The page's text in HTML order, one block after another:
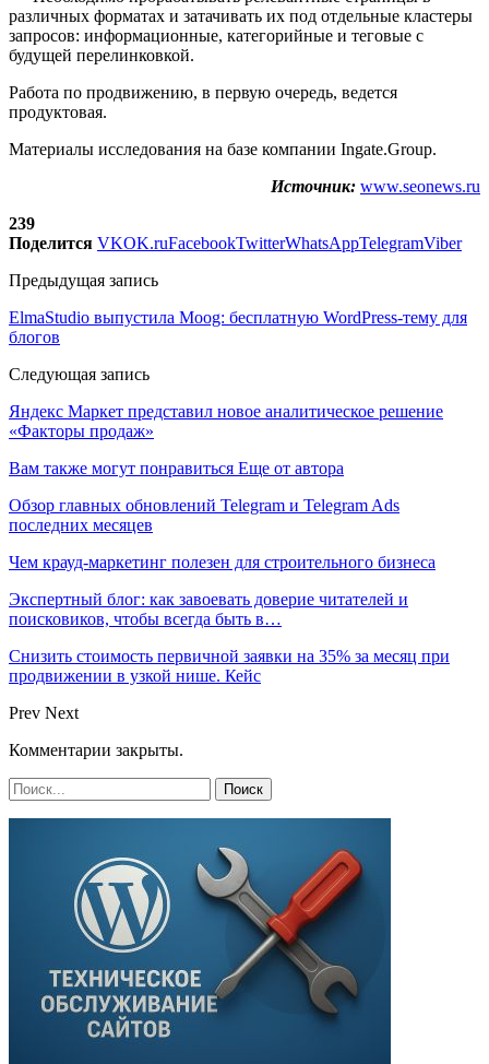
различных форматах и затачивать их под отдельные кластеры
запросов: информационные, категорийные и теговые с
будущей перелинковкой.
Работа по продвижению, в первую очередь, ведется
продуктовая.
Материалы исследования на базе компании Ingate.Group.
Источник: www.seonews.ru
239
Поделится VKOK.ruFacebookTwitterWhatsAppTelegramViber
Предыдущая запись
ElmaStudio выпустила Moog: бесплатную WordPress-тему для
блогов
Следующая запись
Яндекс Маркет представил новое аналитическое решение
«Факторы продаж»
Вам также могут понравиться Еще от автора
Обзор главных обновлений Telegram и Telegram Ads
последних месяцев
Чем крауд-маркетинг полезен для строительного бизнеса
Экспертный блог: как завоевать доверие читателей и
поисковиков, чтобы всегда быть в…
Снизить стоимость первичной заявки на 35% за месяц при
продвижении в узкой нише. Кейс
Prev Next
Комментарии закрыты.